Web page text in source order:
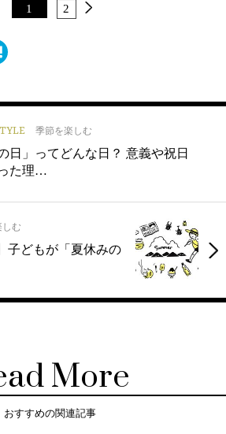
1 2
季節を楽しむ
日」ってどんな日？ 意義や祝日
た理…
む
子どもが「夏休みの
More
おすすめの関連記事